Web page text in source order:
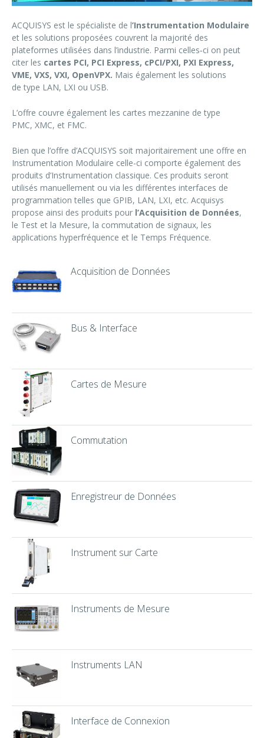
ACQUISYS est le spécialiste de l’Instrumentation Modulaire
et les solutions proposées couvrent la majorité des
plateformes utilisées dans l’industrie. Parmi celles‐ci on peut
citer les cartes PCI, PCI Express, cPCI/PXI, PXI Express,
VME, VXS, VXI, OpenVPX. Mais également les solutions
de type LAN, LXI ou USB.
L’offre couvre également les cartes mezzanine de type
PMC, XMC, et FMC.
Bien que l’offre d’ACQUISYS soit majoritairement une offre en
Instrumentation Modulaire celle-ci comporte également des
produits d’Instrumentation classique. Ces produits seront
utilisés manuellement ou via les différentes interfaces de
programmation telles que GPIB, LAN, LXI, etc. Acquisys
propose ainsi des produits pour l’Acquisition de Données,
le Test et la Mesure, la commutation de signaux, les
applications hyperfréquence et le Temps Fréquence.
Acquisition de Données
Bus & Interface
Cartes de Mesure
Commutation
Enregistreur de Données
Instrument sur Carte
Instruments de Mesure
Instruments LAN
Interface de Connexion